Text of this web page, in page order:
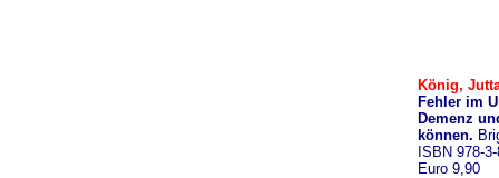
König,
Fehler im
Demenz
können.
ISBN 978-
Euro 9,90